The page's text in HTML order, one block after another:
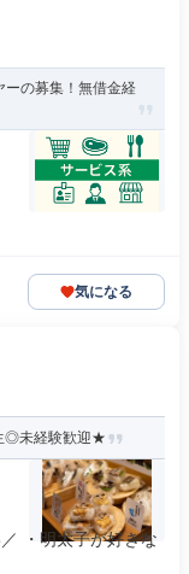
ーの募集！無借金経
気になる
◎未経験歓迎★
・明太子が好きな